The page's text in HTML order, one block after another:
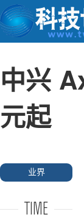
中兴
元起
业界
TIME